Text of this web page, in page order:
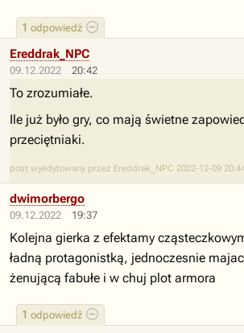
1 odpowiedź
09.12.2022 20:42
Ereddrak_NPC
To zrozumiałe.
Ile już było gry, co mają świetne
przeciętniaki.
post wyedytowany przez Ereddrak_NPC 2022-12-09
09.12.2022 19:37
1 odpowiedź
dwimorbergo
Kolejna gierka z efektamy
ładną protagonistką, jednoczesnie
żenującą fabułe i w chuj plot armora